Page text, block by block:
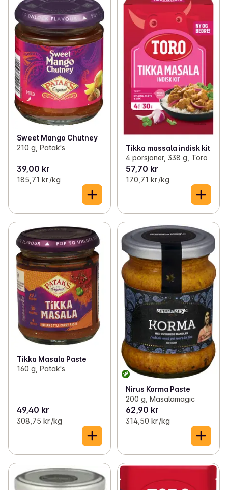
Sweet Mango Chutney
210 g, Patak's
39,00 kr
185,71 kr /kg
Tikka massala indisk kit
4 porsjoner, 338 g, Toro
57,70 kr
170,71 kr /kg
Tikka Masala Paste
160 g, Patak's
49,40 kr
308,75 kr /kg
Nirus Korma Paste
200 g, Masalamagic
62,90 kr
314,50 kr /kg